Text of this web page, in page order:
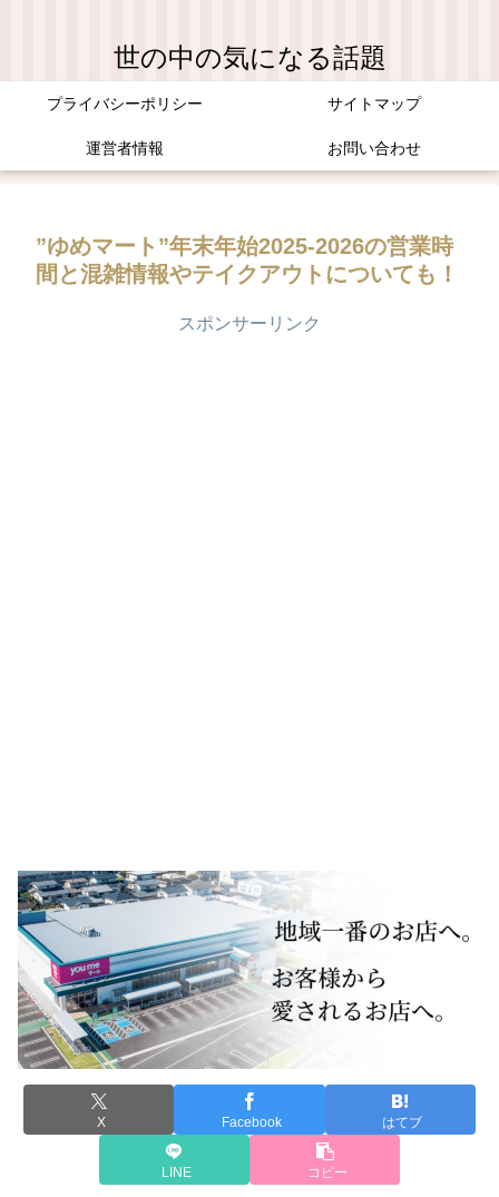
世の中の気になる話題
プライバシーポリシー サイトマップ
運営者情報 お問い合わせ
”ゆめマート”年末年始2025-2026の営業時
間と混雑情報やテイクアウトについても！
スポンサーリンク
X Facebook はてブ
LINE コピー